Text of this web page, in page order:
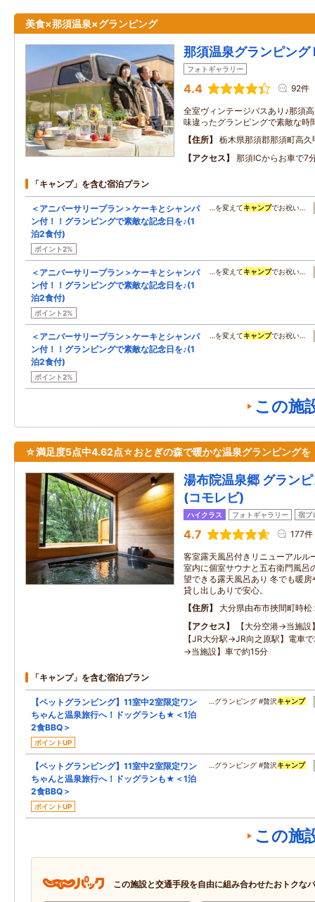
美食×那須温泉×グランピング
那須温泉グランピング
フォトギャラリー
4.4 92件
全室ヴィンテージバスあり♪那須
味違ったグランピングで素敵な時
住所
栃木県那須郡那須町高
アクセス
那須ICからお車で7
「キャンプ」を含む宿泊プラン
＜アニバーサリープラン＞ケーキとシャンパ
ン付！！グランピングで素敵な記念日を♪(1
泊2食付)
ポイント2%
…を変えてキャンプでお祝い…
＜アニバーサリープラン＞ケーキとシャンパ
ン付！！グランピングで素敵な記念日を♪(1
泊2食付)
ポイント2%
…を変えてキャンプでお祝い…
＜アニバーサリープラン＞ケーキとシャンパ
ン付！！グランピングで素敵な記念日を♪(1
泊2食付)
ポイント2%
…を変えてキャンプでお祝い…
この施
☆満足度5点中4.62点☆おとぎの森で暖かな温泉グランピングを
湯布院温泉郷 グラン
(コモレビ)
ハイクラス フォトギャラリー 宿ブ
4.7 177件
客室露天風呂付きリニューアルル
室内に個室サウナと五右衛門風呂
望できる露天風呂あり 冬でも暖
貸し出しありで安心。
住所
大分県由布市挾間町時松
アクセス
【大分空港→当施
【JR大分駅→JR向之原駅】電車
→当施設】車で約15分
「キャンプ」を含む宿泊プラン
【ペットグランピング】11室中2室限定ワン
ちゃんと温泉旅行へ！ドッグランも★＜1泊
2食BBQ＞
ポイントUP
…グランピング #贅沢キャンプ
【ペットグランピング】11室中2室限定ワン
ちゃんと温泉旅行へ！ドッグランも★＜1泊
2食BBQ＞
ポイントUP
…グランピング #贅沢キャンプ
この施
この施設と交通手段を自由に組み合わせたおトクな